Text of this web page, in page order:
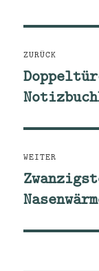
ZURÜCK
Vorheriger
Beitrag:
WEITER
Nächster
Beitrag: